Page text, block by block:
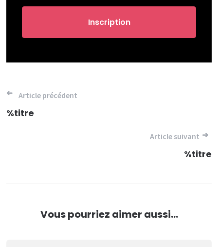
Navigation
de
Article précédent
%titre
Article suivant
%titre
Vous pourriez aimer aussi...